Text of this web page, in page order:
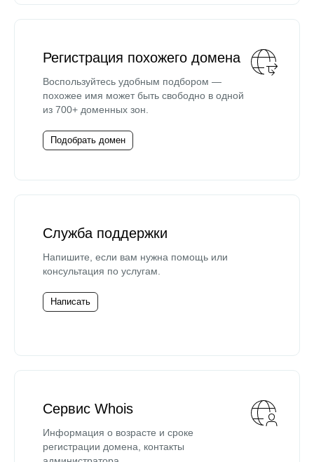
Регистрация похожего домена
Воспользуйтесь удобным подбором —
похожее имя может быть свободно в одной
из 700+ доменных зон.
Подобрать домен
Служба поддержки
Напишите, если вам нужна помощь или
консультация по услугам.
Написать
Сервис Whois
Информация о возрасте и сроке
регистрации домена, контакты